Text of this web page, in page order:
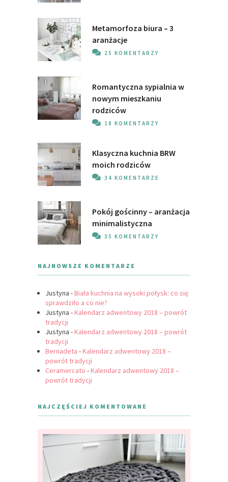
Metamorfoza biura – 3
aranżacje
25 KOMENTARZY
Romantyczna sypialnia w
nowym mieszkaniu
rodziców
18 KOMENTARZY
Klasyczna kuchnia BRW
moich rodziców
34 KOMENTARZE
Pokój gościnny – aranżacja
minimalistyczna
35 KOMENTARZY
NAJNOWSZE KOMENTARZE
Justyna -Biała kuchnia na wysoki połysk: co się
sprawdziło a co nie?
Justyna -Kalendarz adwentowy 2018 – powrót
tradycji
Justyna -Kalendarz adwentowy 2018 – powrót
tradycji
Bernadeta -Kalendarz adwentowy 2018 –
powrót tradycji
Ceramercato -Kalendarz adwentowy 2018 –
powrót tradycji
NAJCZĘŚCIEJ KOMENTOWANE